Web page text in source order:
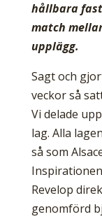
hållbara
match
upplägg.
Sagt och
veckor så
Vi delade
lag. Alla
så som
Revelop
genomförd